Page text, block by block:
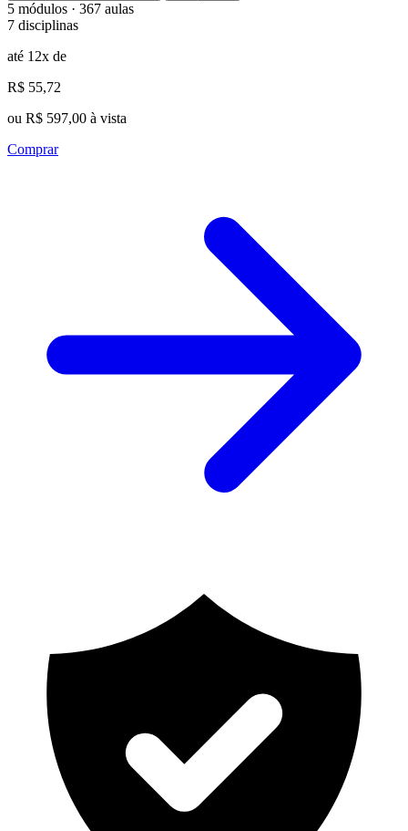
5 módulos · 367 aulas
7 disciplinas
até 12x de
R$ 55,72
ou R$ 597,00 à vista
Comprar